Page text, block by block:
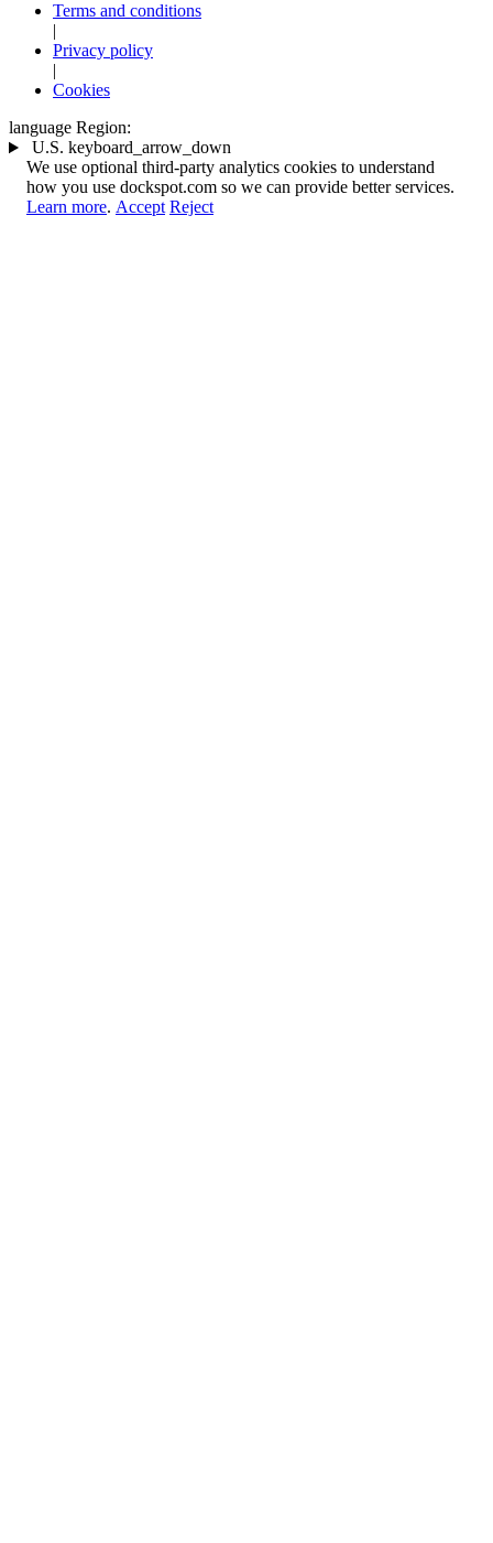
Terms and conditions
|
Privacy policy
|
Cookies
language Region:
U.S. keyboard_arrow_down
We use optional third-party analytics cookies to understand
how you use dockspot.com so we can provide better services.
Learn more. Accept Reject